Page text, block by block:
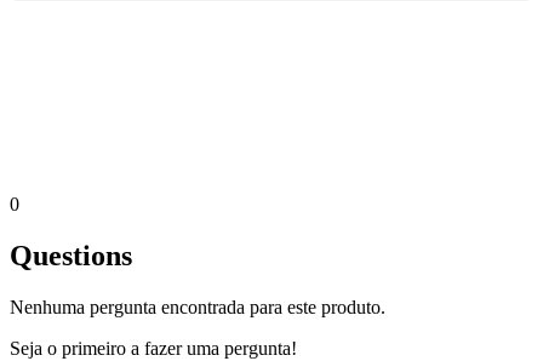
0
Questions
Nenhuma pergunta encontrada para este produto.
Seja o primeiro a fazer uma pergunta!